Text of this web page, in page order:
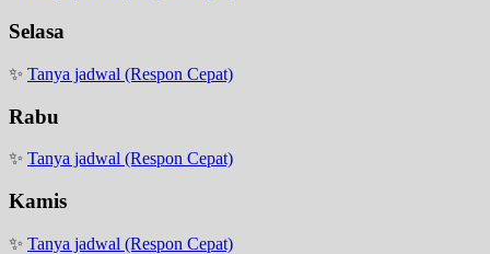
Selasa
✨ Tanya jadwal (Respon Cepat)
Rabu
✨ Tanya jadwal (Respon Cepat)
Kamis
✨ Tanya jadwal (Respon Cepat)